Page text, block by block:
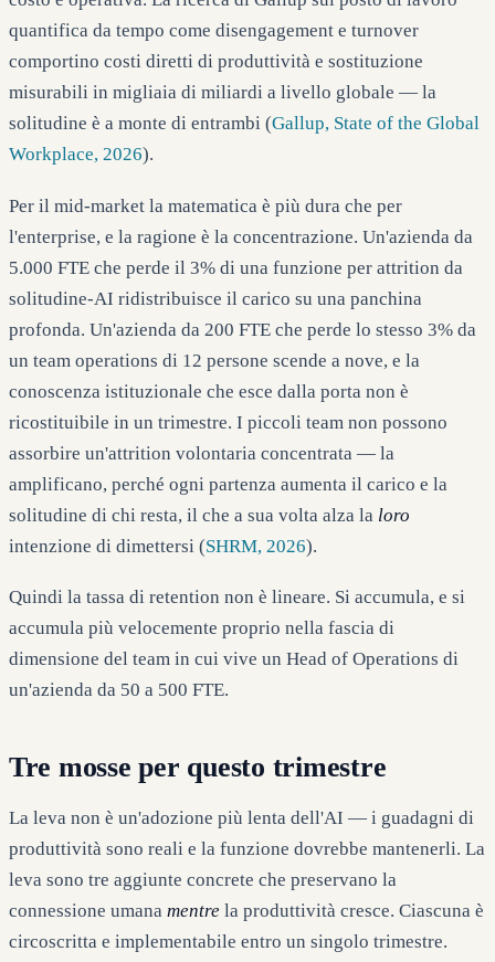
quantifica da tempo come disengagement e turnover
comportino costi diretti di produttività e sostituzione
misurabili in migliaia di miliardi a livello globale — la
solitudine è a monte di entrambi (Gallup, State of the Global
Workplace, 2026).
Per il mid-market la matematica è più dura che per
l'enterprise, e la ragione è la concentrazione. Un'azienda da
5.000 FTE che perde il 3% di una funzione per attrition da
solitudine-AI ridistribuisce il carico su una panchina
profonda. Un'azienda da 200 FTE che perde lo stesso 3% da
un team operations di 12 persone scende a nove, e la
conoscenza istituzionale che esce dalla porta non è
ricostituibile in un trimestre. I piccoli team non possono
assorbire un'attrition volontaria concentrata — la
amplificano, perché ogni partenza aumenta il carico e la
solitudine di chi resta, il che a sua volta alza la loro
intenzione di dimettersi (SHRM, 2026).
Quindi la tassa di retention non è lineare. Si accumula, e si
accumula più velocemente proprio nella fascia di
dimensione del team in cui vive un Head of Operations di
un'azienda da 50 a 500 FTE.
Tre mosse per questo trimestre
La leva non è un'adozione più lenta dell'AI — i guadagni di
produttività sono reali e la funzione dovrebbe mantenerli. La
leva sono tre aggiunte concrete che preservano la
connessione umana mentre la produttività cresce. Ciascuna è
circoscritta e implementabile entro un singolo trimestre.